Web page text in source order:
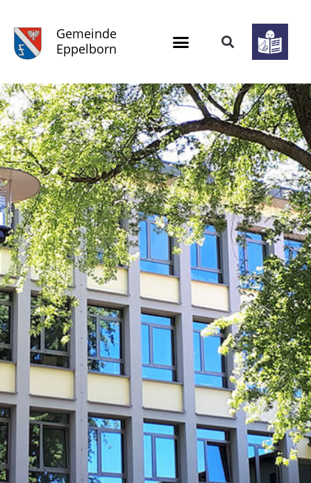
Gemeinde
Eppelborn